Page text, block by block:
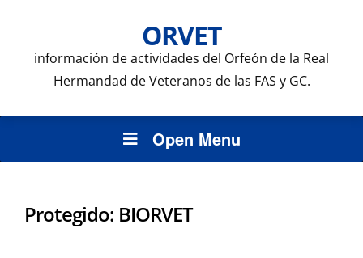
ORVET
información de actividades del Orfeón de la Real
Hermandad de Veteranos de las FAS y GC.
Open Menu
Protegido: BIORVET